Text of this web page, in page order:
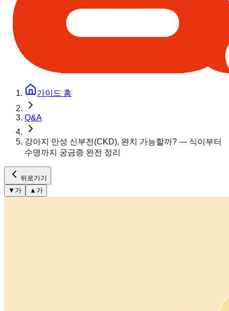
가이드 홈
Q&A
강아지 만성 신부전(CKD), 완치 가능할까? — 식이부터
수명까지 궁금증 완전 정리
뒤로가기
▼ 가 ▲ 가